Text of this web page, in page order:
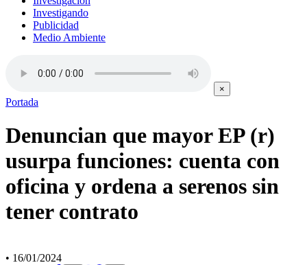
Investigando
Publicidad
Medio Ambiente
×
Portada
Denuncian que mayor EP (r)
usurpa funciones: cuenta con
oficina y ordena a serenos sin
tener contrato
• 16/01/2024